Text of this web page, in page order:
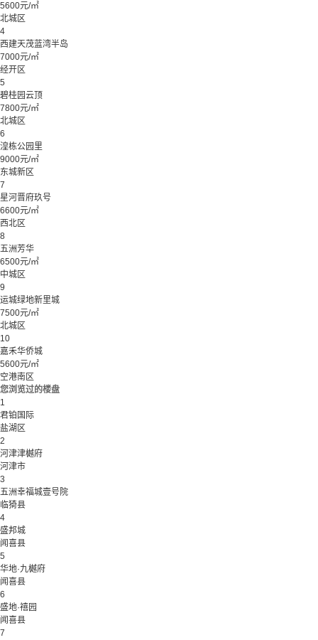
5600元/㎡
北城区
4
西建天茂蓝湾半岛
7000元/㎡
经开区
5
碧桂园云顶
7800元/㎡
北城区
6
湟栋公园里
9000元/㎡
东城新区
7
星河晋府玖号
6600元/㎡
西北区
8
五洲芳华
6500元/㎡
中城区
9
运城绿地新里城
7500元/㎡
北城区
10
嘉禾华侨城
5600元/㎡
空港南区
您浏览过的楼盘
1
君铂国际
盐湖区
2
河津津樾府
河津市
3
五洲幸福城壹号院
临猗县
4
盛邦城
闻喜县
5
华地·九樾府
闻喜县
6
盛地·禧园
闻喜县
7